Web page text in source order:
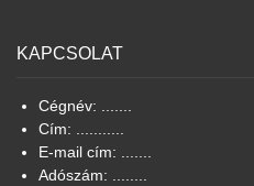
KAPCSOLAT
Cégnév: .......
Cím: ...........
E-mail cím: .......
Adószám: ........